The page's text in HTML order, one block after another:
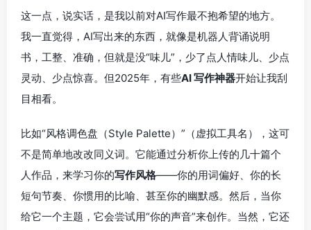
这一点，说实话，是我以前对AI写作最不抱希望的地方。
我一直觉得，AI写出来的东西，就像是机器人背诵说明
书，工整、准确，但就是没“味儿”，少了点人情味儿、少点
灵动、少点惊喜。但2025年，有些AI 写作神器开始让我刮
目相看。
比如“风格调色盘（Style Palette）”（虚拟工具名），这可
不是简单地改改同义词。它能通过分析你上传的几十篇个
人作品，来学习你的写作风格——你的用词偏好、你的长
短句节奏、你惯用的比喻、甚至你的幽默感。然后，当你
给它一个主题，它会尝试用“你的声音”来创作。当然，它还